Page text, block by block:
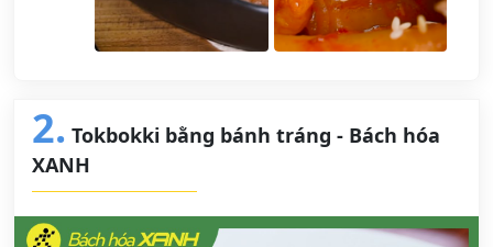
2. Tokbokki bằng bánh tráng - Bách hóa
XANH